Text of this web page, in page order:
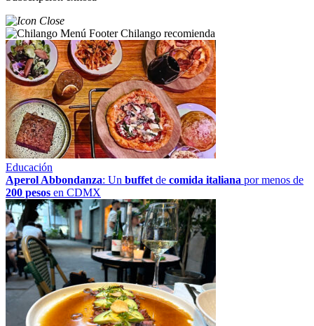
Chilango recomienda
Educación
Aperol Abbondanza: Un buffet de comida italiana por menos de
200 pesos en CDMX